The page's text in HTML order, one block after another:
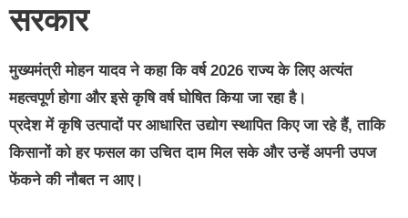
सरकार
मुख्यमंत्री मोहन यादव ने कहा कि वर्ष 2026 राज्य के लिए अत्यंत
महत्वपूर्ण होगा औरइसे कृषि वर्ष घोषित किया जा रहा है।
प्रदेश में कृषि उत्पादों पर आधारित उद्योग स्थापित किए जा रहे हैं, ताकि
किसानों को हर फसल का उचित दाम मिल सके और उन्हें अपनी उपज
फेंकने की नौबत न आए।